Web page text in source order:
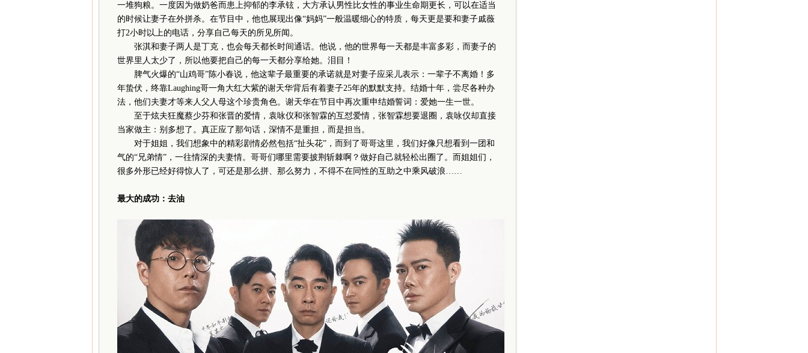
一堆狗粮。一度因为做奶爸而患上抑郁的李承铉，大方承认男性比女性的事业生命期更长，可以在适当
的时候让妻子在外拼杀。在节目中，他也展现出像“妈妈”一般温暖细心的特质，每天更是要和妻子戚薇
打2小时以上的电话，分享自己每天的所见所闻。
张淇和妻子两人是丁克，也会每天都长时间通话。他说，他的世界每一天都是丰富多彩，而妻子的
世界里人太少了，所以他要把自己的每一天都分享给她。泪目！
脾气火爆的“山鸡哥”陈小春说，他这辈子最重要的承诺就是对妻子应采儿表示：一辈子不离婚！多
年蛰伏，终靠Laughing哥一角大红大紫的谢天华背后有着妻子25年的默默支持。结婚十年，尝尽各种办
法，他们夫妻才等来人父人母这个珍贵角色。谢天华在节目中再次重申结婚誓词：爱她一生一世。
至于炫夫狂魔蔡少芬和张晋的爱情，袁咏仪和张智霖的互怼爱情，张智霖想要退圈，袁咏仪却直接
当家做主：别多想了。真正应了那句话，深情不是重担，而是担当。
对于姐姐，我们想象中的精彩剧情必然包括“扯头花”，而到了哥哥这里，我们好像只想看到一团和
气的“兄弟情”，一往情深的夫妻情。哥哥们哪里需要披荆斩棘啊？做好自己就轻松出圈了。而姐姐们，
很多外形已经好得惊人了，可还是那么拼、那么努力，不得不在同性的互助之中乘风破浪……
最大的成功：去油